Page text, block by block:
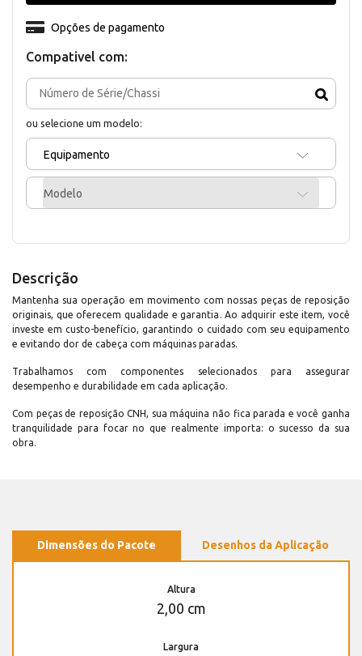
Compativel com:
ou selecione um modelo:
Equipamento
Modelo
Opções de pagamento
Descrição
Mantenha sua operação em movimento com nossas peças de reposição
originais, que oferecem qualidade e garantia. Ao adquirir este item, você
investe em custo-benefício, garantindo o cuidado com seu equipamento
e evitando dor de cabeça com máquinas paradas.
Trabalhamos com componentes selecionados para assegurar
desempenho e durabilidade em cada aplicação.
Com peças de reposição CNH, sua máquina não fica parada e você ganha
tranquilidade para focar no que realmente importa: o sucesso da sua
obra.
Dimensões do Pacote Desenhos da Aplicação
Altura
2,00 cm
Largura